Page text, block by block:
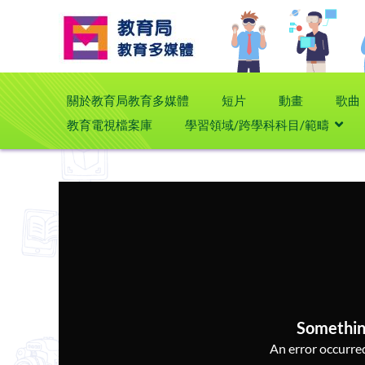
關於教育局教育多媒體 短片 動畫
歌曲
教育電視檔案庫
學習領域/跨學科科目/範疇
An error